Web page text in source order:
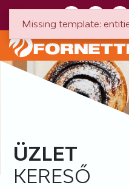
ÜZLET
KERESŐ
Missing template: